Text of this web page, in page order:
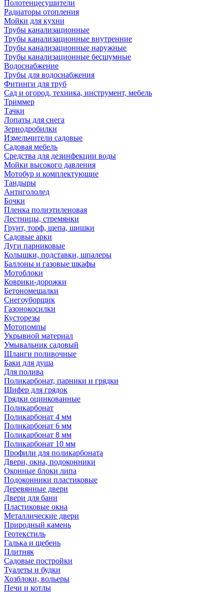
Полотенцесушители
Радиаторы отопления
Мойки для кухни
Трубы канализационные
Трубы канализационные внутренние
Трубы канализационные наружные
Трубы канализационные бесшумные
Водоснабжение
Трубы для водоснабжения
Фитинги для труб
Сад и огород, техника, инструмент, мебель
Триммер
Тачки
Лопаты для снега
Зернодробилки
Измельчители садовые
Садовая мебель
Средства для дезинфекции воды
Мойки высокого давления
Мотобур и комплектующие
Тандыры
Антигололед
Бочки
Пленка полиэтиленовая
Лестницы, стремянки
Грунт, торф, щепа, шишки
Садовые арки
Дуги парниковые
Колышки, подставки, шпалеры
Баллоны и газовые шкафы
Мотоблоки
Коврики-дорожки
Бетономешалки
Снегоуборщик
Газонокосилки
Кусторезы
Мотопомпы
Укрывной материал
Умывальник садовый
Шланги поливочные
Баки для душа
Для полива
Поликарбонат, парники и грядки
Шифер для грядок
Грядки оцинкованные
Поликарбонат
Поликарбонат 4 мм
Поликарбонат 6 мм
Поликарбонат 8 мм
Поликарбонат 10 мм
Профили для поликарбоната
Двери, окна, подоконники
Оконные блоки липа
Подоконники пластиковые
Деревянные двери
Двери для бани
Пластиковые окна
Металлические двери
Природный камень
Геотекстиль
Галька и щебень
Плитняк
Садовые постройки
Туалеты и будки
Хозблоки, вольеры
Печи и котлы